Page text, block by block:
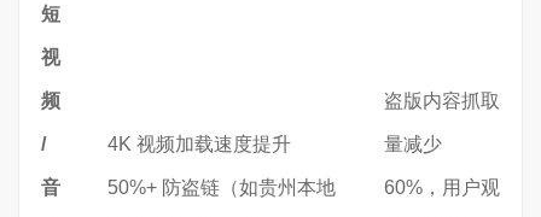
短
视
频
/
音
4K 视频加载速度提升
50%+ 防盗链（如贵州本地
盗版内容抓取
量减少
60%，用户观